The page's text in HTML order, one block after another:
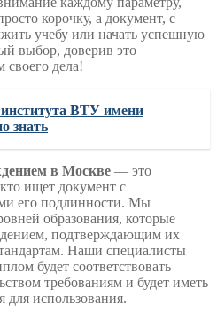
корочку, а документ, с
учебу или начать успешную
выбор, доверив это
своего дела!
ВТУ имени
знать
в Москве — это
ищет документ с
его подлинности. Мы
образования, которые
подтверждающим их
Наши специалисты
будет соответствовать
требованиям и будет иметь
использования.